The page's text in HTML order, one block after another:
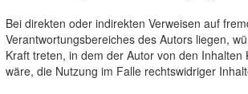
Bei direkten oder indirekten Verweisen auf
Verantwortungsbereiches des Autors liegen,
Kraft treten, in dem der Autor von den
wäre, die Nutzung im Falle rechtswidriger